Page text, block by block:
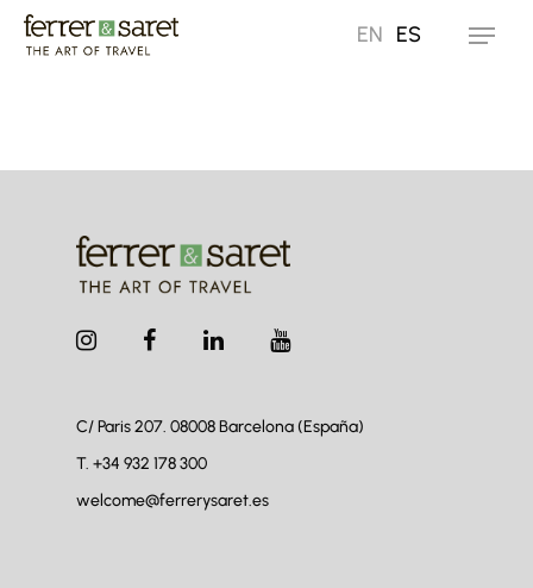
Skip
EN ES Menu
C/ Paris 207. 08008Barcelona (España)
T. +34 932 178 300
welcome@ferrerysaret.es